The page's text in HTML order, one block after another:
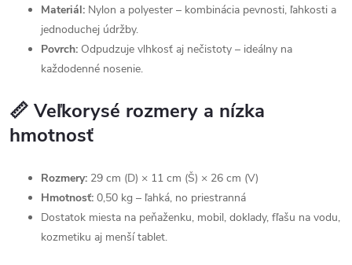
Materiál: Nylon a polyester – kombinácia pevnosti, ľahkosti a
jednoduchej údržby.
Povrch: Odpudzuje vlhkosť aj nečistoty – ideálny na
každodenné nosenie.
📏 Veľkorysé rozmery a nízka
hmotnosť
Rozmery: 29 cm (D) × 11 cm (Š) × 26 cm (V)
Hmotnosť: 0,50 kg – ľahká, no priestranná
Dostatok miesta na peňaženku, mobil, doklady, fľašu na vodu,
kozmetiku aj menší tablet.